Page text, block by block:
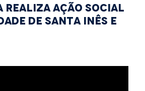
realiza ação social
de Santa Inês e